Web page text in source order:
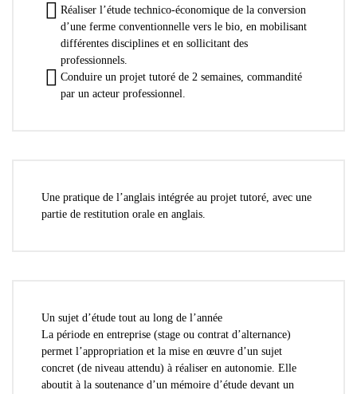
Réaliser l’étude technico-économique de la conversion
d’une ferme conventionnelle vers le bio, en mobilisant
différentes disciplines et en sollicitant des
professionnels.
Conduire un projet tutoré de 2 semaines, commandité
par un acteur professionnel.
Une pratique de l’anglais intégrée au projet tutoré, avec une
partie de restitution orale en anglais.
Un sujet d’étude tout au long de l’année
La période en entreprise (stage ou contrat d’alternance)
permet l’appropriation et la mise en œuvre d’un sujet
concret (de niveau attendu) à réaliser en autonomie. Elle
aboutit à la soutenance d’un mémoire d’étude devant un